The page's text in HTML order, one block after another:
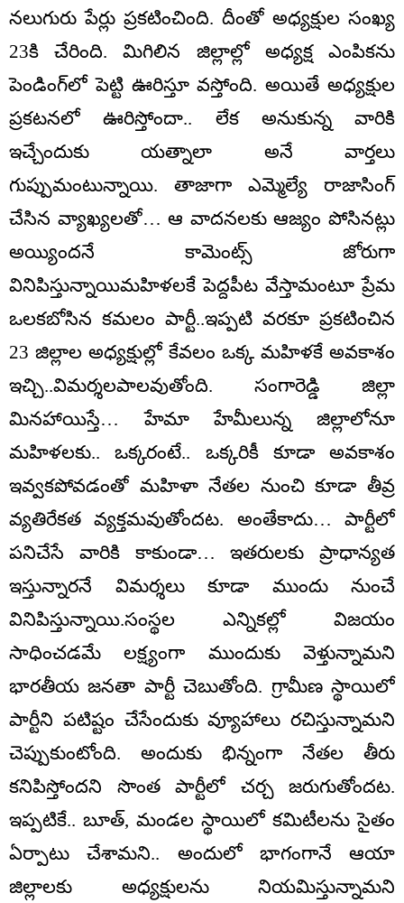
నలుగురు పేర్లు ప్రకటించింది. దీంతో అధ్యక్షుల సంఖ్య
23కి చేరింది. మిగిలిన జిల్లాల్లో అధ్యక్ష ఎంపికను
పెండింగ్‌లో పెట్టి ఊరిస్తూ వస్తోంది. అయితే అధ్యక్షుల
ప్రకటనలో ఊరిస్తోందా.. లేక అనుకున్న వారికి
ఇచ్చేందుకు యత్నాలా అనే వార్తలు
గుప్పుమంటున్నాయి. తాజాగా ఎమ్మెల్యే రాజాసింగ్
చేసిన వ్యాఖ్యలతో… ఆ వాదనలకు ఆజ్యం పోసినట్లు
అయ్యిందనే కామెంట్స్ జోరుగా
వినిపిస్తున్నాయిమహిళలకే పెద్దపీట వేస్తామంటూ ప్రేమ
ఒలకబోసిన కమలం పార్టీ..ఇప్పటి వరకూ ప్రకటించిన
23 జిల్లాల అధ్యక్షుల్లో కేవలం ఒక్క మహిళకే అవకాశం
ఇచ్చి..విమర్శలపాలవుతోంది. సంగారెడ్డి జిల్లా
మినహాయిస్తే… హేమా హేమీలున్న జిల్లాలోనూ
మహిళలకు.. ఒక్కరంటే.. ఒక్కరికీ కూడా అవకాశం
ఇవ్వకపోవడంతో మహిళా నేతల నుంచి కూడా తీవ్ర
వ్యతిరేకత వ్యక్తమవుతోందట. అంతేకాదు… పార్టీలో
పనిచేసే వారికి కాకుండా… ఇతరులకు ప్రాధాన్యత
ఇస్తున్నారనే విమర్శలు కూడా ముందు నుంచే
వినిపిస్తున్నాయి.సంస్థల ఎన్నికల్లో విజయం
సాధించడమే లక్ష్యంగా ముందుకు వెళ్తున్నామని
భారతీయ జనతా పార్టీ చెబుతోంది. గ్రామీణ స్థాయిలో
పార్టీని పటిష్టం చేసేందుకు వ్యూహాలు రచిస్తున్నామని
చెప్పుకుంటోంది. అందుకు భిన్నంగా నేతల తీరు
కనిపిస్తోందని సొంత పార్టీలో చర్చ జరుగుతోందట.
ఇప్పటికే.. బూత్, మండల స్థాయిలో కమిటీలను సైతం
ఏర్పాటు చేశామని.. అందులో భాగంగానే ఆయా
జిల్లాలకు అధ్యక్షులను నియమిస్తున్నామని